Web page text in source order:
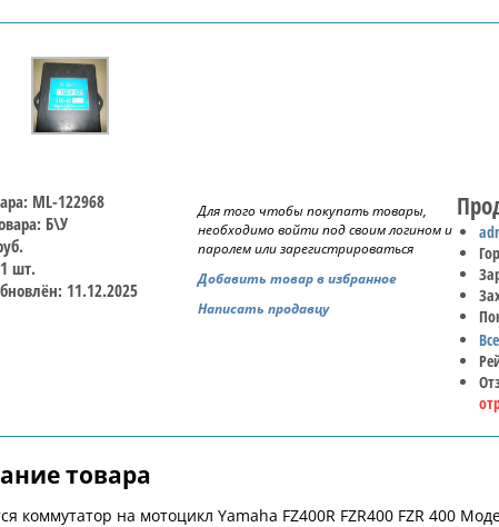
ML-122968
Б\У
шт.
11.12.2025
Для того чтобы покупать товары,
необходимо войти под своим логином и
паролем или зарегистрироваться
Добавить товар в избранное
Написать продавцу
товара
коммутатор на мотоцикл Yamaha FZ400R FZR400 FZR 400